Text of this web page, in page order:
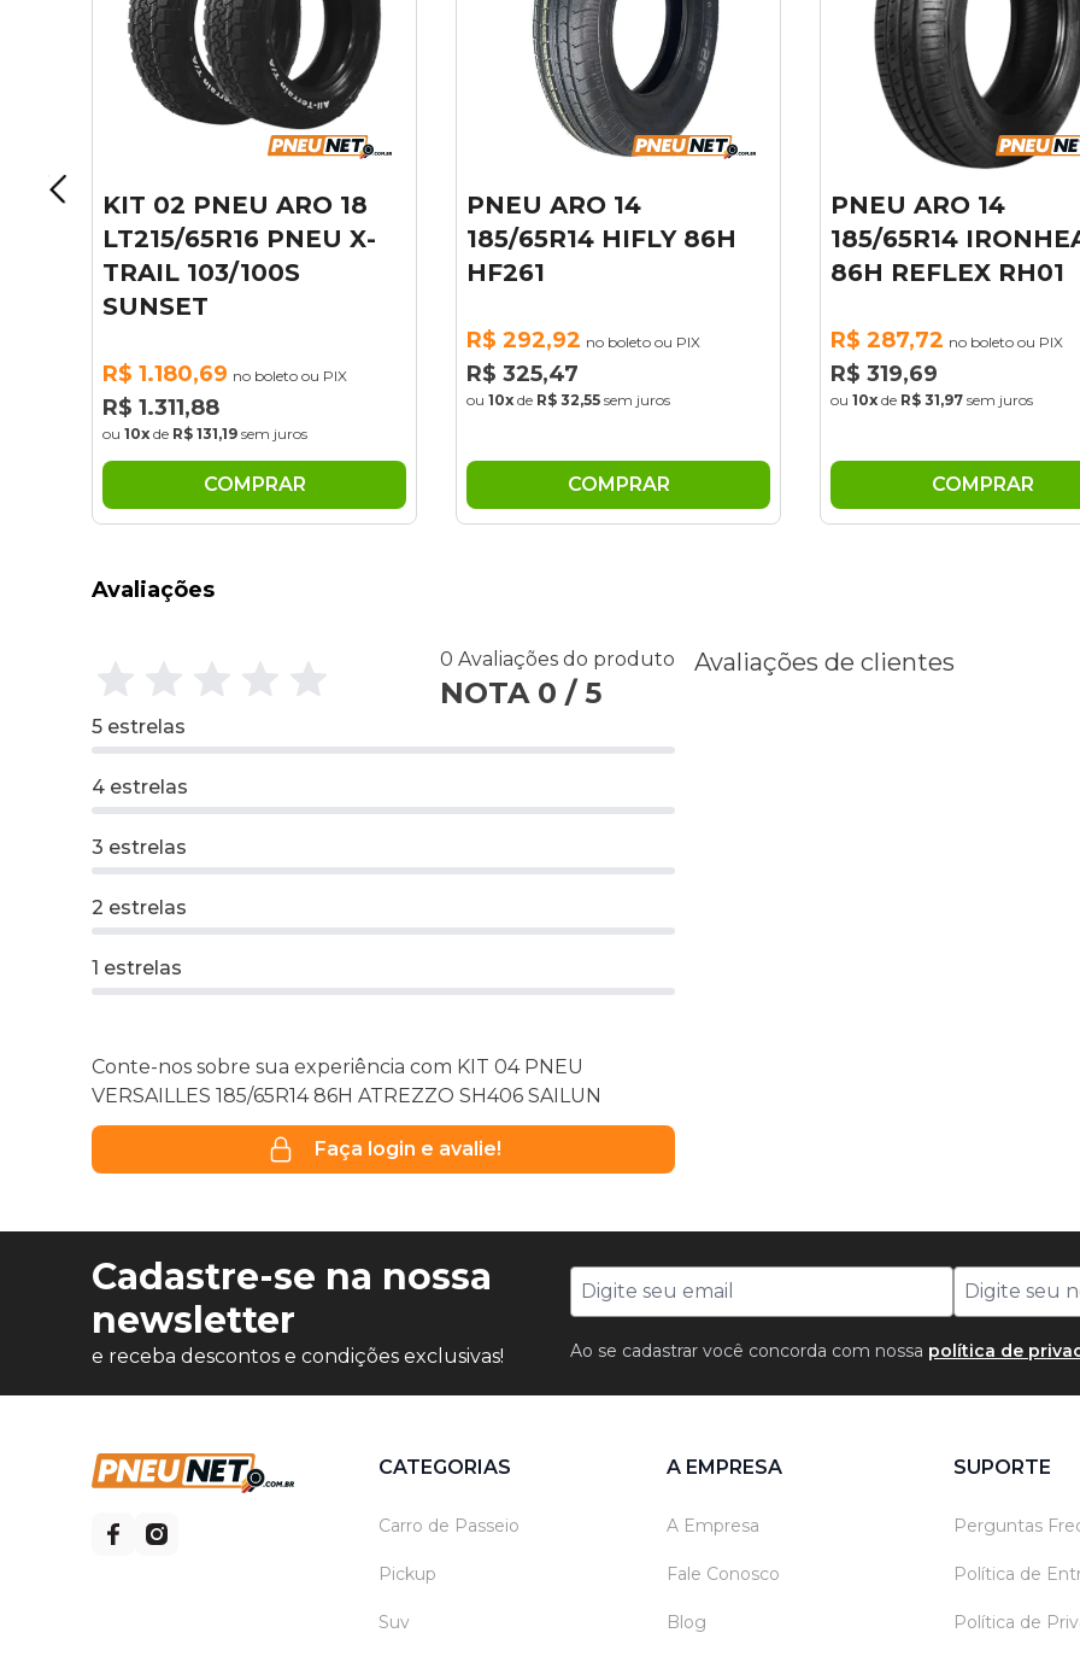
PNEU ARO 14
185/65R14 HIFLY 86H
HF261
R$ 325,47
ou10xde R$ 32,55
COMPRAR
PNEU ARO 14
185/65R14 IRONHEAD
86H REFLEX RH01
R$ 287,72 no boleto ou PIX
R$ 319,69
ou10x deR$ 31,97sem juros
COMPRAR
KIT 02 PNEU ARO
LT215/65R16
VITARA 8PR 103/
R$ 1.180,69
R$ 1.311,88
COMPRAR
Avaliações
0 Avaliações do produto
NOTA 0 / 5
5 estrelas
4 estrelas
3 estrelas
2 estrelas
1 estrelas
Conte-nos sobre sua experiência com KIT 04 PNEU
VERSAILLES 185/65R14 86H ATREZZO SH406 SAILUN
Faça login e avalie!
Avaliações de clientes
Cadastre-se na nossa
newsletter
e receba descontos e condições exclusivas! Ao se cadastrar você concorda com nossa política de
CATEGORIAS
Carro de Passeio
Pickup
Suv
A EMPRESA
A Empresa
Fale Conosco
Blog
SUPORTE
Perguntas
Política de
Política de